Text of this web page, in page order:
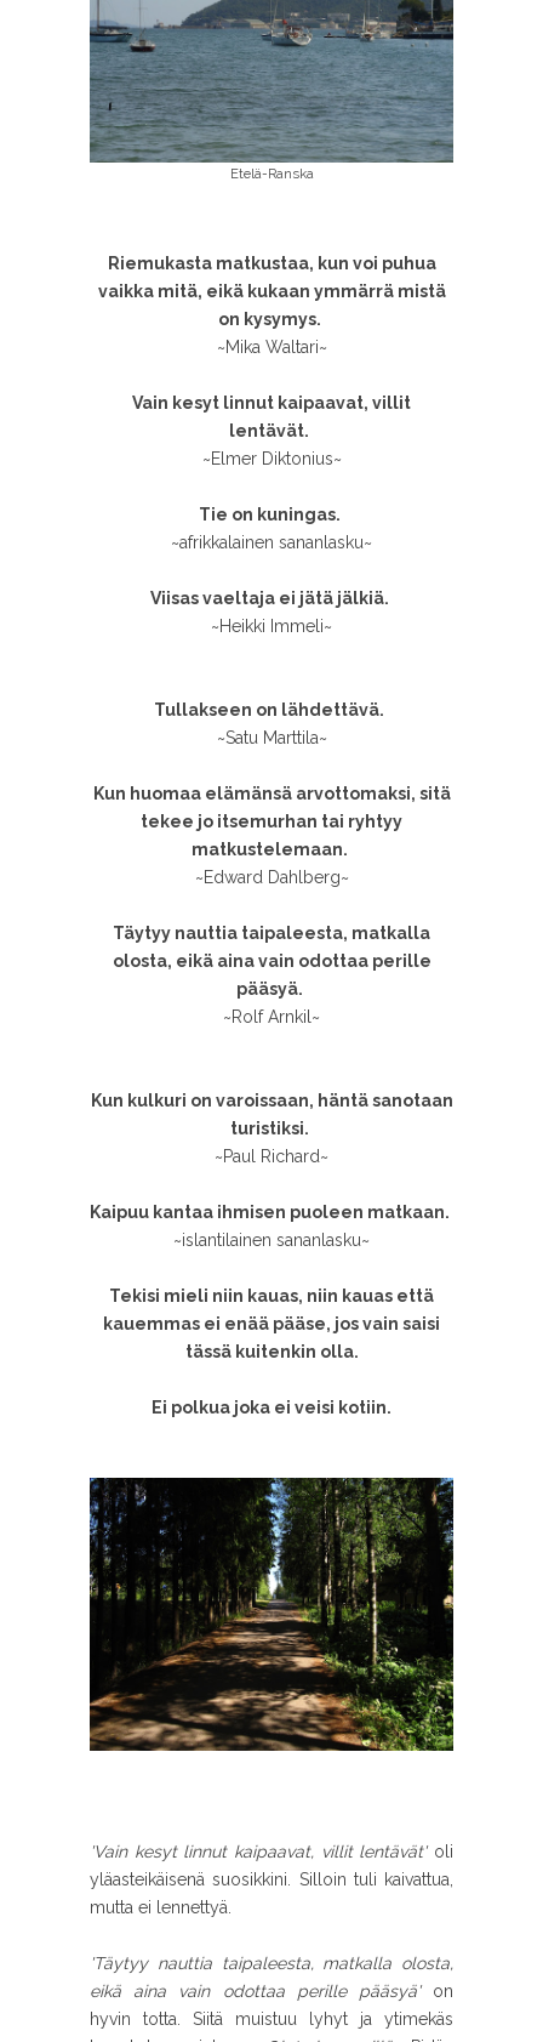
Etelä-Ranska
Riemukasta matkustaa, kun voi puhua
vaikka mitä, eikä kukaan ymmärrä mistä
on kysymys.
~Mika Waltari~
Vain kesyt linnut kaipaavat, villit
lentävät.
~Elmer Diktonius~
Tie on kuningas.
~afrikkalainen sananlasku~
Viisas vaeltaja ei jätä jälkiä.
~Heikki Immeli~
Tullakseen on lähdettävä.
~Satu Marttila~
Kun huomaa elämänsä arvottomaksi, sitä
tekee jo itsemurhan tai ryhtyy
matkustelemaan.
~Edward Dahlberg~
Täytyy nauttia taipaleesta, matkalla
olosta, eikä aina vain odottaa perille
pääsyä.
~Rolf Arnkil~
Kun kulkuri on varoissaan, häntä sanotaan
turistiksi.
~Paul Richard~
Kaipuu kantaa ihmisen puoleen matkaan.
~islantilainen sananlasku~
Tekisi mieli niin kauas, niin kauas että
kauemmas ei enää pääse, jos vain saisi
tässä kuitenkin olla.
Ei polkua joka ei veisi kotiin.
'Vain kesyt linnut kaipaavat, villit lentävät'oli
yläasteikäisenä suosikkini. Silloin tuli kaivattua,
mutta ei lennettyä.
'Täytyy nauttia taipaleesta, matkalla olosta,
eikä aina vain odottaa perille pääsyä'on
hyvin totta. Siitä muistuu lyhyt ja ytimekäs